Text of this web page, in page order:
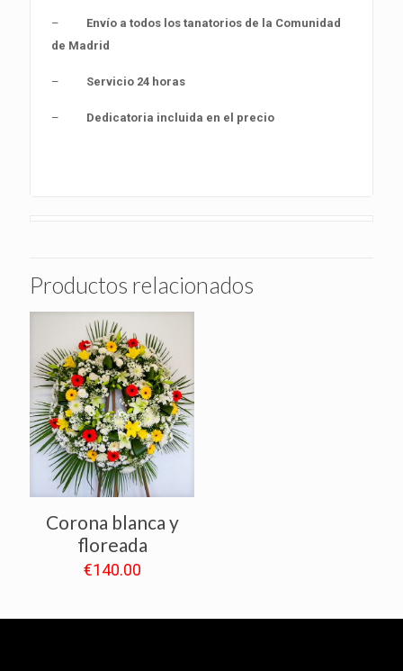
–
Envío a todos los tanatorios de la Comunidad
de Madrid
– Servicio 24 horas
– Dedicatoria incluida en el precio
Productos relacionados
Corona blanca y
floreada
€140.00